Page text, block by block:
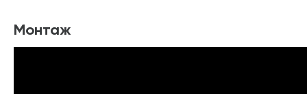
Монтаж